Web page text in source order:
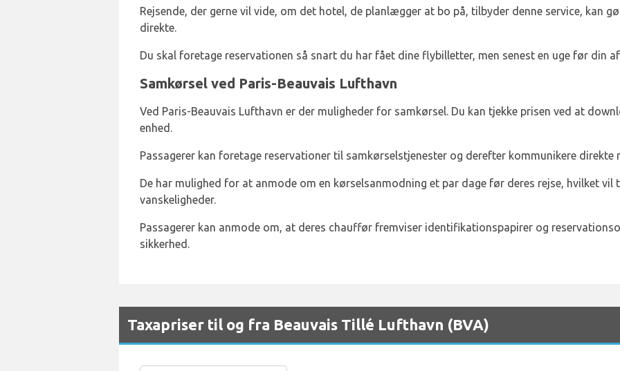
Rejsende, der gerne vil vide, om det hotel, de planlægger at bo på, tilbyder denne service, kan
direkte.
Du skal foretage reservationen så snart du har fået dine flybilletter, men senest en uge før din
Samkørsel ved Paris-Beauvais Lufthavn
Ved Paris-Beauvais Lufthavn er der muligheder for samkørsel. Du kan tjekke prisen ved at
enhed.
Passagerer kan foretage reservationer til samkørselstjenester og derefter kommunikere direkte
De har mulighed for at anmode om en kørselsanmodning et par dage før deres rejse, hvilket
vanskeligheder.
Passagerer kan anmode om, at deres chauffør fremviser identifikationspapirer og
sikkerhed.
Taxapriser til og fra Beauvais Tillé Lufthavn (BVA)